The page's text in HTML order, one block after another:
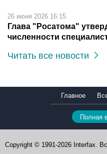
26 июня 2026 16:15
Глава "Росатома"
численности
Читать все новости
Главное
Полная
Copyright © 1991-2026 Interfax.